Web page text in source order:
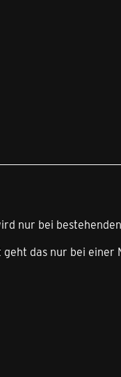
nur bei
das nur bei einer